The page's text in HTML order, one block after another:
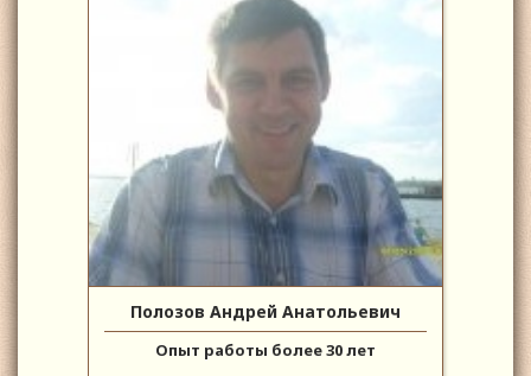
Полозов Андрей Анатольевич
Опыт работы более 30 лет